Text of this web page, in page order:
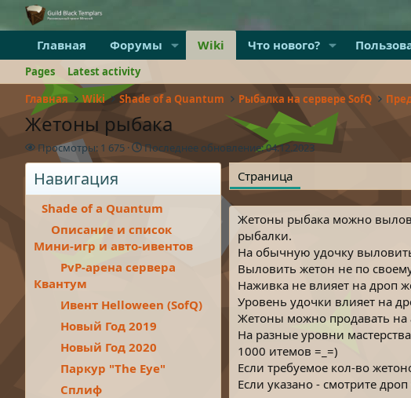
Главная Форумы Wiki Что нового?
Pages
Latest activity
Главная
Wiki Shade of a Quantum Рыбалка на сервере SofQ
Жетоны рыбака
П
р
о
м
о
р
Просмотры: 1 675
П
о
е
д
н
е
о
н
в
л
н
Последнее обновление:04.12.2023
Навигация
Shade of a Quantum
Описание и список
Мини-игр и авто-ивентов
PvP-арена сервера
Квантум
Ивент Helloween (SofQ)
Новый Год 2019
Новый Год 2020
Паркур "The Eye"
Сплиф
Страница
Жетоны рыбака можно
рыбалки.
На обычную удочку
Выловить жетон не по
Наживка не влияет на дроп
Уровень удочки влияет на
Жетоны можно продавать на
На разные уровни
1000 итемов =_=)
Если требуемое кол-во
Если указано - смотрите